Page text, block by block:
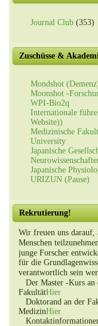
Journal Club (353)
Zuschüsse &
Mondshot
Moonshot -
WPI-Bio2q
Internationale
Website))
Medizinische
University
Japanische
Japanische
URIZUN (Pause)
Rekrutierung!
Wir freuen uns darauf,
Menschen
junge Forscher
für die
verantwortlich sein
Der Master -Kurs an
FakultätHier
Doktorand an der
MedizinHier